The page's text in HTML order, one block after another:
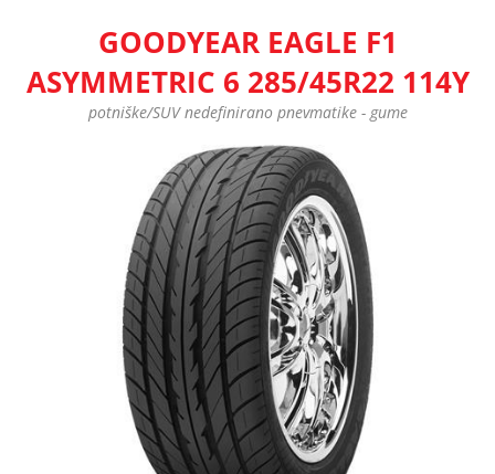
GOODYEAR EAGLE F1
ASYMMETRIC 6 285/45R22 114Y
potniške/SUV nedefinirano pnevmatike - gume